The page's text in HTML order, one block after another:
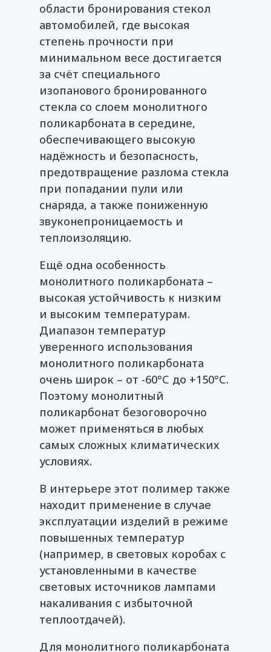
области бронирования стекол
автомобилей, где высокая
степень прочности при
минимальном весе достигается
за счёт специального
изопанового бронированного
стекла со слоем монолитного
поликарбоната в середине,
обеспечивающего высокую
надёжность и безопасность,
предотвращение разлома стекла
при попадании пули или
снаряда, а также пониженную
звуконепроницаемость и
теплоизоляцию.
Ещё одна особенность
монолитного поликарбоната –
высокая устойчивость к низким
и высоким температурам.
Диапазон температур
уверенного использования
монолитного поликарбоната
очень широк – от -60°С до +150°С.
Поэтому монолитный
поликарбонат безоговорочно
может применяться в любых
самых сложных климатических
условиях.
В интерьере этот полимер также
находит применение в случае
эксплуатации изделий в режиме
повышенных температур
(например, в световых коробах с
установленными в качестве
световых источников лампами
накаливания с избыточной
теплоотдачей).
Для монолитного поликарбоната